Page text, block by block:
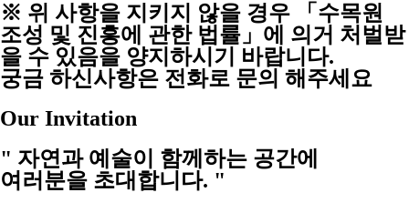
※ 위 사항을 지키지 않을 경우 「수목원
조성 및 진흥에 관한 법률」에 의거 처벌받
을 수 있음을 양지하시기 바랍니다.
궁금 하신사항은 전화로 문의 해주세요
Our Invitation
" 자연과 예술이 함께하는 공간에
여러분을 초대합니다. "